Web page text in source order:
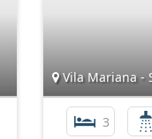
Vila Mariana -
3